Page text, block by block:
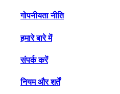
गोपनीयता नीति
हमारे बारे में
संपर्क करें
नियम और शर्तें